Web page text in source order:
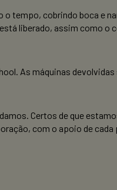
tempo, cobrindo boca e
liberado, assim como o
As máquinas
Certos de que
com o apoio de